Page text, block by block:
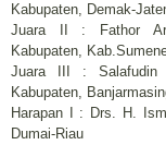
Kabupaten, Demak-
Juara II : Fathor
Kabupaten,
Juara III : Salafudin
Kabupaten,
Harapan I : Drs. H.
Dumai-Riau